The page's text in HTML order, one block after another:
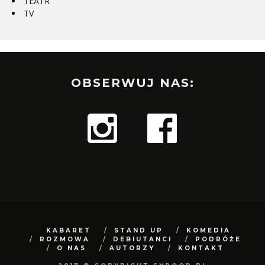
TV
OBSERWUJ NAS:
KABARET STAND UP
KOMEDIA
ROZMOWA
DEBIUTANCI
PODRÓŻE
O NAS
AUTORZY KONTAKT